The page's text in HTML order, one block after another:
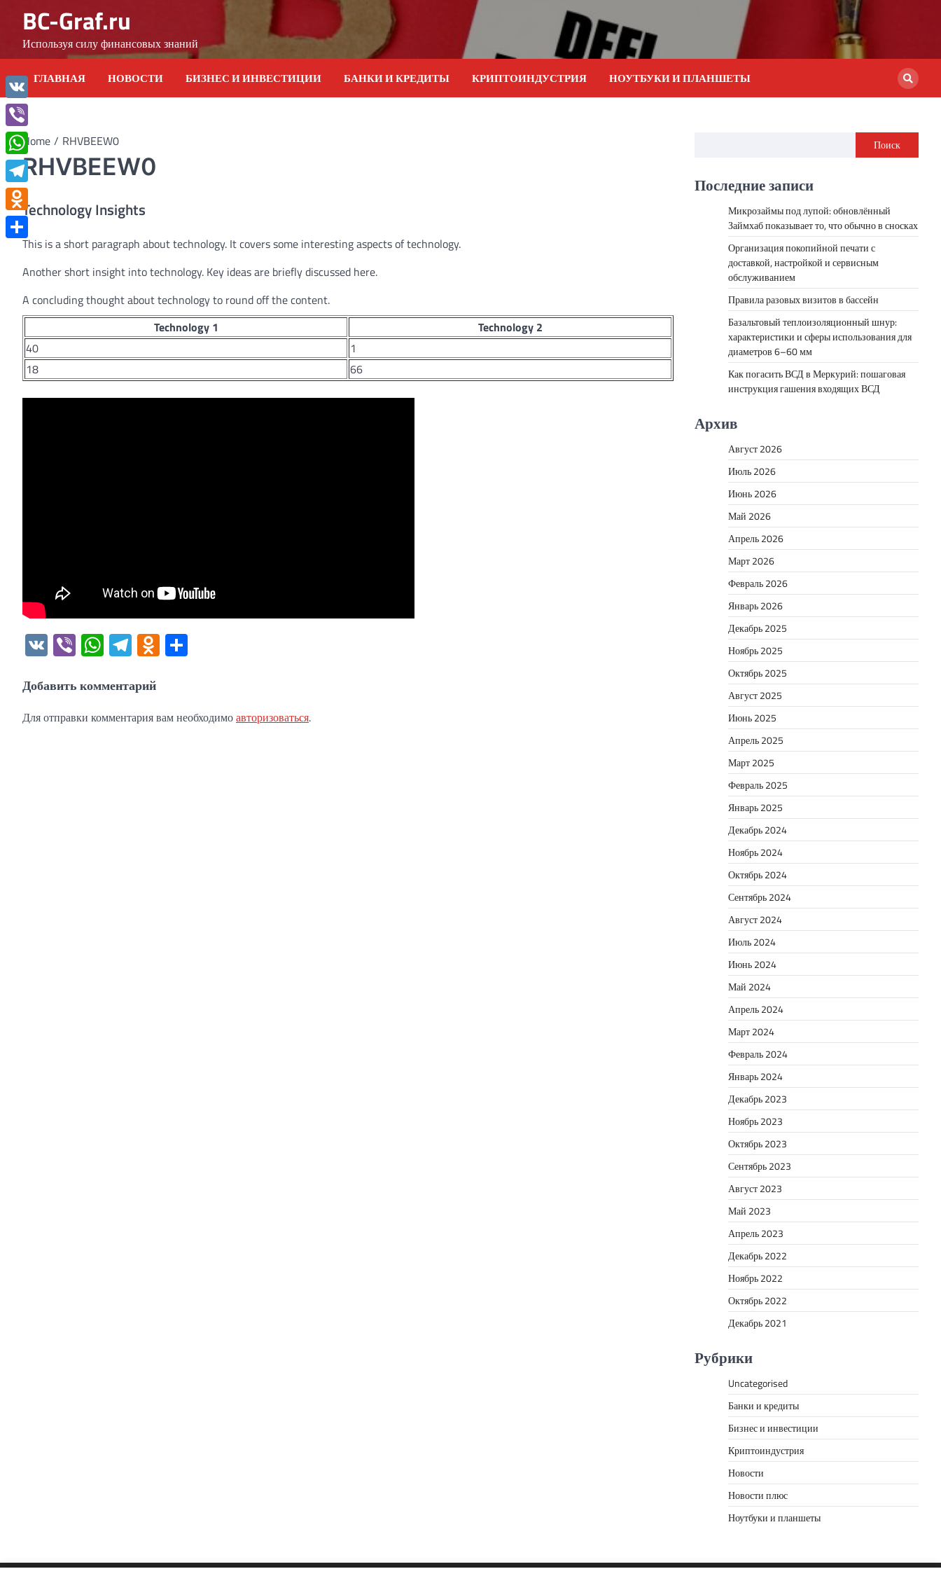
content
BC-Graf.ru
Используя силу финансовых знаний
ГЛАВНАЯ НОВОСТИ БИЗНЕС И ИНВЕСТИЦИИ БАНКИ И КРЕДИТЫ КРИПТОИНДУСТРИЯ НОУТБУКИ И ПЛАНШЕТЫ
Home RHVBEEW0
RHVBEEW0
Technology Insights
This is a short paragraph about technology. It covers some interesting aspects of technology.
Another short insight into technology. Key ideas are briefly discussed here.
A concluding thought about technology to round off the content.
Technology 1
Technology 2
40
1
18
66
VK ViberWhatsApp
Telegram
Odnoklassniki
Добавить комментарий
Для отправки комментария вам необходимоавторизоваться.
Поиск
Последние записи
Микрозаймы под лупой: обновлённый
Займхаб показывает то, что обычно в сносках
Организация покопийной печати с
доставкой, настройкой и сервисным
обслуживанием
Правила разовых визитов в бассейн
Базальтовый теплоизоляционный шнур:
характеристики и сферы использования для
диаметров 6–60 мм
Как погасить ВСД в Меркурий: пошаговая
инструкция гашения входящих ВСД
Архив
Август 2026
Июль 2026
Июнь 2026
Май 2026
Апрель 2026
Март 2026
Февраль 2026
Январь 2026
Декабрь 2025
Ноябрь 2025
Октябрь 2025
Август 2025
Июнь 2025
Апрель 2025
Март 2025
Февраль 2025
Январь 2025
Декабрь 2024
Ноябрь 2024
Октябрь 2024
Сентябрь 2024
Август 2024
Июль 2024
Июнь 2024
Май 2024
Апрель 2024
Март 2024
Февраль 2024
Январь 2024
Декабрь 2023
Ноябрь 2023
Октябрь 2023
Сентябрь 2023
Август 2023
Май 2023
Апрель 2023
Декабрь 2022
Ноябрь 2022
Октябрь 2022
Декабрь 2021
Рубрики
Uncategorised
Банки и кредиты
Бизнес и инвестиции
Криптоиндустрия
Новости
Новости плюс
Ноутбуки и планшеты
VK
Viber
WhatsApp
Telegram
Odnoklassniki
Отправить